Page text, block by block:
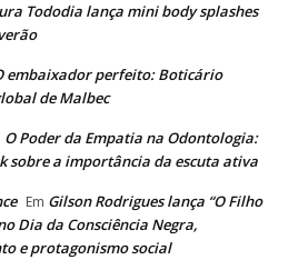
Tododia lança mini body splashes
embaixador perfeito: Boticário
de Malbec
O Poder da Empatia na Odontologia:
sobre a importância da escuta ativa
Em Gilson Rodrigues lança “O Filho
Dia da Consciência Negra,
e protagonismo social